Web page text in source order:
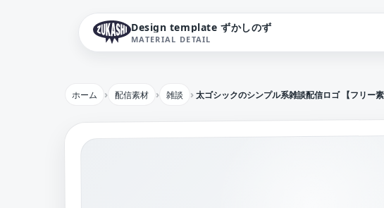
Design template ずかしのず
MATERIAL DETAIL
ホーム 配信素材 雑談 太ゴシックのシンプル系雑談配信ロゴ 【フリー素